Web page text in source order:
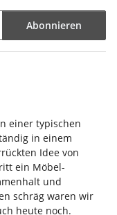
Abonnieren
einer typischen
in einem
Idee von
ein Möbel-
und
schräg waren wir
heute noch.